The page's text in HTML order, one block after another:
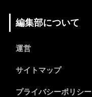
編集部について
運営
サイトマップ
プライバシーポリシー